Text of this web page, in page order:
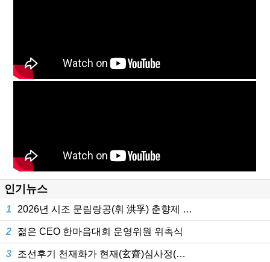
인기뉴스
1 2026년 시조 문림랑공(휘 洪孚) 춘향제 …
2 젊은 CEO 한마음대회 운영위원 위촉식
3 조선후기 천재화가 현재(玄齋)심사정(…